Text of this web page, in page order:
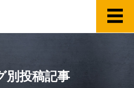
別投稿記事